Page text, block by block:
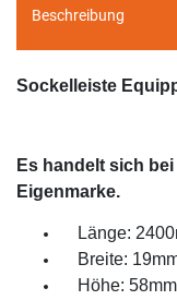
Beschreibung
Sockelleiste
Es handelt sich
Eigenmarke.
Länge:
Breite:
Höhe: 58mm